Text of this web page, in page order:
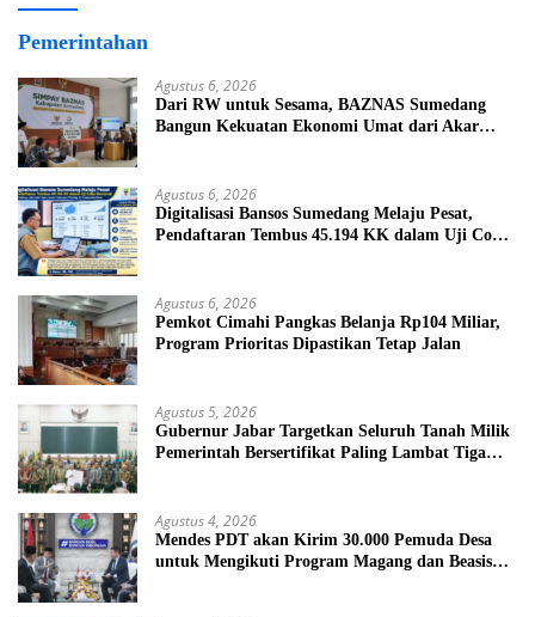
Pemerintahan
Agustus 6, 2026
Dari RW untuk Sesama, BAZNAS Sumedang
Bangun Kekuatan Ekonomi Umat dari Akar
Agustus 6, 2026
Digitalisasi Bansos Sumedang Melaju Pesat,
Pendaftaran Tembus 45.194 KK dalam Uji Coba
Agustus 6, 2026
Pemkot Cimahi Pangkas Belanja Rp104 Miliar,
Program Prioritas Dipastikan Tetap Jalan
Agustus 5, 2026
Gubernur Jabar Targetkan Seluruh Tanah Milik
Pemerintah Bersertifikat Paling Lambat Tiga
Agustus 4, 2026
Mendes PDT akan Kirim 30.000 Pemuda Desa
untuk Mengikuti Program Magang dan Beasiswa